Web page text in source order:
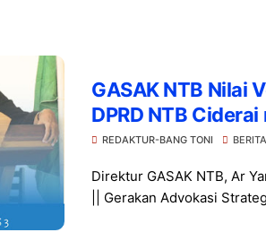
GASAK NTB Nilai
DPRD NTB
Desak Kejati
REDAKTUR-BANG TONI BERITA
Direktur GASAK NTB, Ar
|| Gerakan Advokasi